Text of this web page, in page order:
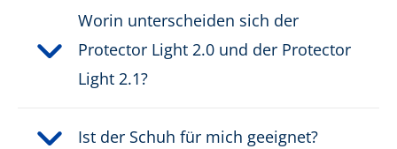
Worin unterscheiden sich der
Protector Light 2.0 und der Protector
Light 2.1?
Ist der Schuh für mich geeignet?